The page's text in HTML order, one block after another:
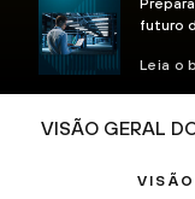
futuro
Leia o